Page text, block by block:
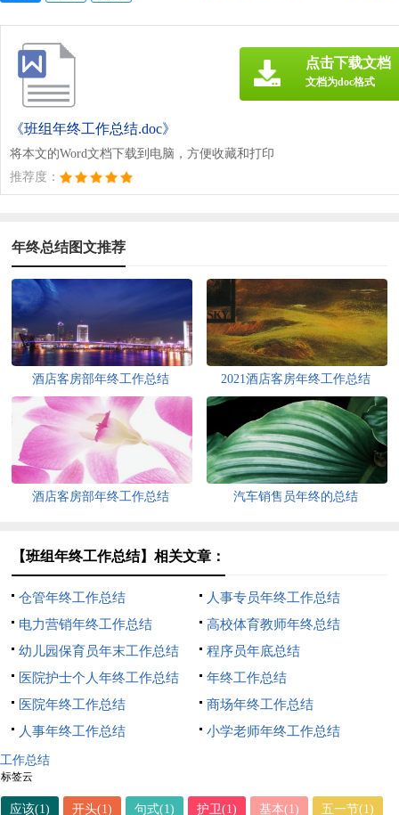
《班组年终工作总结.doc》
将本文的Word文档下载到电脑，方便收藏和打印
推荐度：
点击下载文档
文档为doc格式
年终总结图文推荐
酒店客房部年终工作总结 2021酒店客房年终工作总结
酒店客房部年终工作总结 汽车销售员年终的总结
【班组年终工作总结】相关文章：
仓管年终工作总结
人事专员年终工作总结
电力营销年终工作总结
高校体育教师年终总结
幼儿园保育员年末工作总结
程序员年底总结
医院护士个人年终工作总结
年终工作总结
医院年终工作总结
商场年终工作总结
人事年终工作总结
小学老师年终工作总结
工作总结
标签云
应该(1) 开头(1) 句式(1) 护卫(1) 基本(1) 五一节(1)